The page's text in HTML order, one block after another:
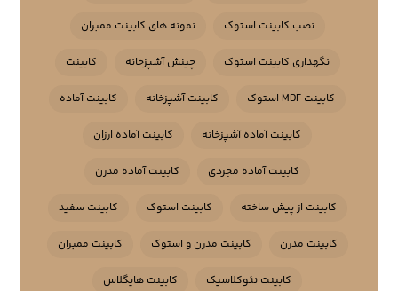
نصب کابینت استوک نمونه های کابینت ممبران
نگهداری کابینت استوک چینش آشپزخانه کابینت
کابینت MDF استوک کابینت آشپزخانه کابینت آماده
کابینت آماده آشپزخانه کابینت آماده ارزان
کابینت آماده مجردی کابینت آماده مدرن
کابینت از پیش ساخته کابینت استوک کابینت سفید
کابینت مدرن کابینت مدرن و استوک کابینت ممبران
کابینت نئوکلاسیک کابینت هایگلاس